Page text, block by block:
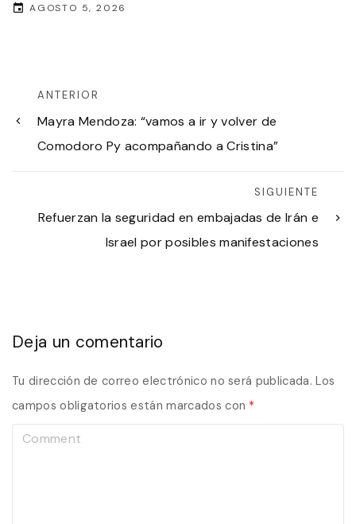
AGOSTO 5, 2026
ANTERIOR
Mayra Mendoza: “vamos a ir y volver de
Comodoro Py acompañando a Cristina”
SIGUIENTE
Refuerzan la seguridad en embajadas de Irán e
Israel por posibles manifestaciones
Deja un comentario
Tu dirección de correo electrónico no será publicada. Los
campos obligatorios están marcados con *